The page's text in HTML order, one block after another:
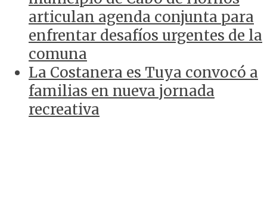
articulan agenda conjunta para
enfrentar desafíos urgentes de la
comuna
La Costanera es Tuya convocó a
familias en nueva jornada
recreativa